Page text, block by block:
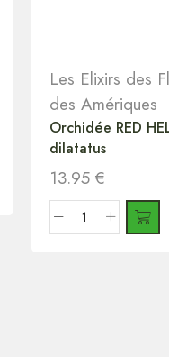
Les Elixirs des
des Amériques
Orchidée RED
dilatatus
13.95 €